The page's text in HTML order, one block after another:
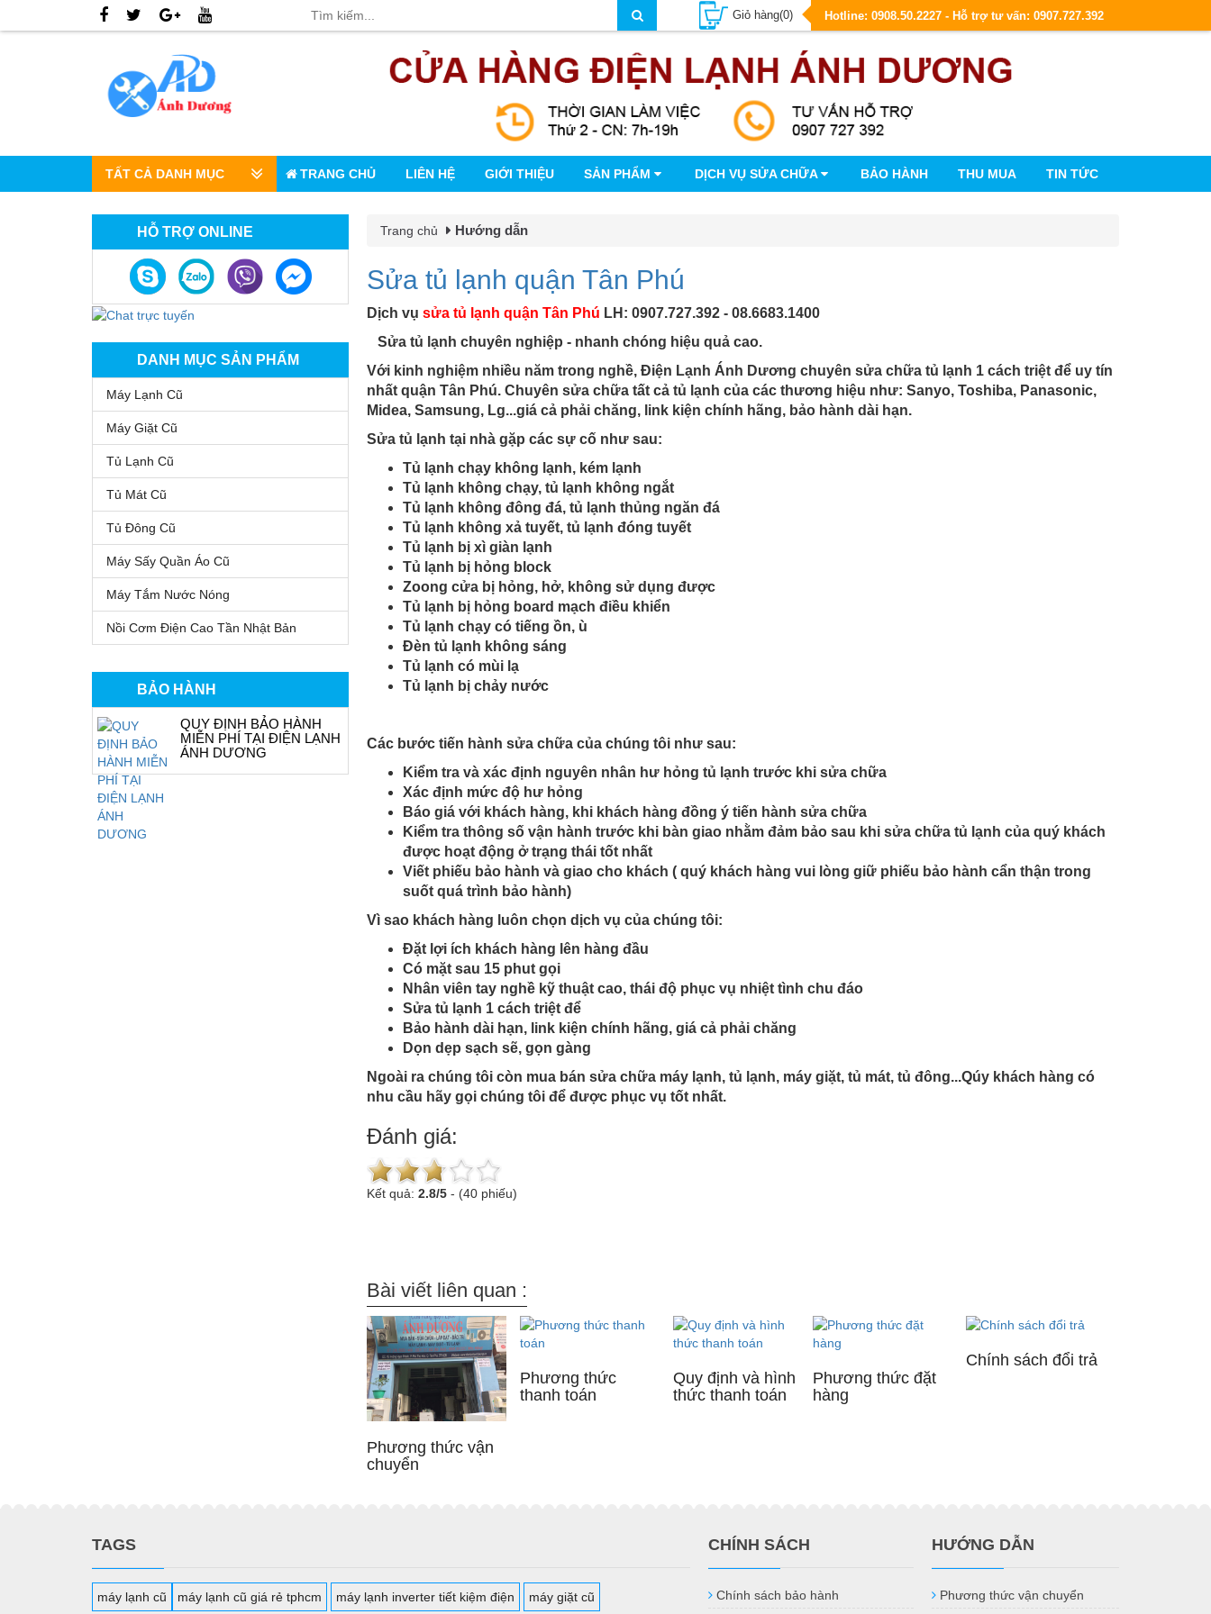
Giỏ hàng(0) Hotline: 0908.50.2227 - Hỗ trợ tư vấn: 0907.727.392
TẤT CẢ DANH MỤC TRANG CHỦ LIÊN HỆ GIỚI THIỆU SẢN PHẨM DỊCH VỤ SỬA CHỮA BẢO HÀNH THU MUA TIN TỨC
HỖ TRỢ ONLINE
DANH MỤC SẢN PHẨM
Máy Lạnh Cũ
Máy Giặt Cũ
Tủ Lạnh Cũ
Tủ Mát Cũ
Tủ Đông Cũ
Máy Sấy Quần Áo Cũ
Máy Tắm Nước Nóng
Nồi Cơm Điện Cao Tần Nhật Bản
BẢO HÀNH
QUY ĐỊNH BẢO HÀNH
MIỄN PHÍ TẠI ĐIỆN LẠNH
ÁNH DƯƠNG
Trang chủ Hướng dẫn
Sửa tủ lạnh quận Tân Phú
Dịch vụ sửa tủ lạnh quận Tân Phú LH: 0907.727.392 - 08.6683.1400
Sửa tủ lạnh chuyên nghiệp - nhanh chóng hiệu quả cao.
Với kinh nghiệm nhiều năm trong nghề, Điện Lạnh Ánh Dương chuyên sửa chữa tủ lạnh 1 cách triệt để uy tín
nhất quận Tân Phú. Chuyên sửa chữa tất cả tủ lạnh của các thương hiệu như: Sanyo, Toshiba, Panasonic,
Midea, Samsung, Lg...giá cả phải chăng, link kiện chính hãng, bảo hành dài hạn.
Sửa tủ lạnh tại nhà gặp các sự cố như sau:
Tủ lạnh chạy không lạnh, kém lạnh
Tủ lạnh không chạy, tủ lạnh không ngắt
Tủ lạnh không đông đá, tủ lạnh thủng ngăn đá
Tủ lạnh không xả tuyết, tủ lạnh đóng tuyết
Tủ lạnh bị xì giàn lạnh
Tủ lạnh bị hỏng block
Zoong cửa bị hỏng, hở, không sử dụng được
Tủ lạnh bị hỏng board mạch điều khiển
Tủ lạnh chạy có tiếng ồn, ù
Đèn tủ lạnh không sáng
Tủ lạnh có mùi lạ
Tủ lạnh bị chảy nước
Các bước tiến hành sửa chữa của chúng tôi như sau:
Kiểm tra và xác định nguyên nhân hư hỏng tủ lạnh trước khi sửa chữa
Xác định mức độ hư hỏng
Báo giá với khách hàng, khi khách hàng đồng ý tiến hành sửa chữa
Kiểm tra thông số vận hành trước khi bàn giao nhằm đảm bảo sau khi sửa chữa tủ lạnh của quý khách
được hoạt động ở trạng thái tốt nhất
Viết phiếu bảo hành và giao cho khách ( quý khách hàng vui lòng giữ phiếu bảo hành cẩn thận trong
suốt quá trình bảo hành)
Vì sao khách hàng luôn chọn dịch vụ của chúng tôi:
Đặt lợi ích khách hàng lên hàng đầu
Có mặt sau 15 phut gọi
Nhân viên tay nghề kỹ thuật cao, thái độ phục vụ nhiệt tình chu đáo
Sửa tủ lạnh 1 cách triệt để
Bảo hành dài hạn, link kiện chính hãng, giá cả phải chăng
Dọn dẹp sạch sẽ, gọn gàng
Ngoài ra chúng tôi còn mua bán sửa chữa máy lạnh, tủ lạnh, máy giặt, tủ mát, tủ đông...Qúy khách hàng có
nhu cầu hãy gọi chúng tôi để được phục vụ tốt nhất.
Đánh giá:
Kết quả: 2.8/5 - (40 phiếu)
Bài viết liên quan :
Phương thức vận
chuyển
Phương thức
thanh toán
Quy định và hình
thức thanh toán
Phương thức đặt
hàng
Chính sách đổi trả
TAGS
máy lạnh cũ máy lạnh cũ giá rẻ tphcm máy lạnh inverter tiết kiệm điện máy giặt cũ
CHÍNH SÁCH
Chính sách bảo hành
HƯỚNG DẪN
Phương thức vận chuyển